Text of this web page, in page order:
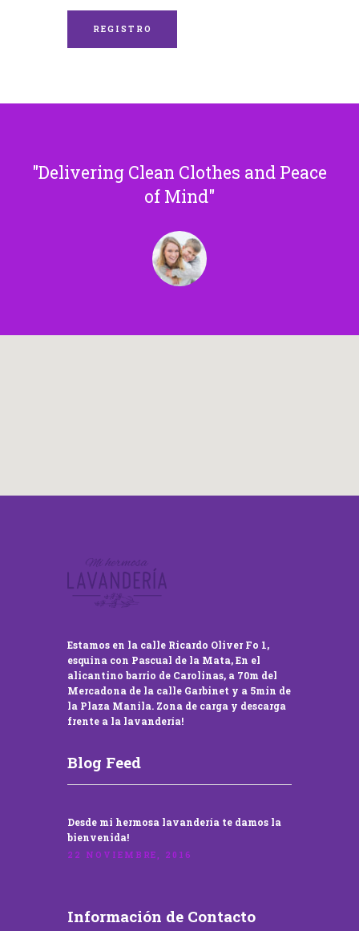
Delivering Clean Clothes and Peace
of Mind
Estamos en la calle Ricardo Oliver Fo 1,
esquina con Pascual de la Mata, En el
alicantino barrio de Carolinas, a 70m del
Mercadona de la calle Garbinet y a 5min de
la Plaza Manila. Zona de carga y descarga
frente a la lavandería!
Blog Feed
Desde mi hermosa lavandería te damos la
bienvenida!
22 NOVIEMBRE, 2016
Información de Contacto